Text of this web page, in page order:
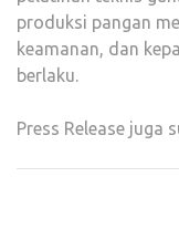
produksi pangan
keamanan, dan
berlaku.
Press Release juga